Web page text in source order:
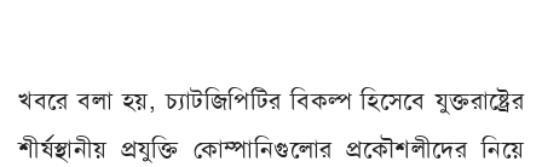
খবরে বলা হয়, চ্যাটজিপিটির বিকল্প হিসেবে যুক্তরাষ্ট্রের
শীর্ষস্থানীয় প্রযুক্তি কোম্পানিগুলোর প্রকৌশলীদের নিয়ে